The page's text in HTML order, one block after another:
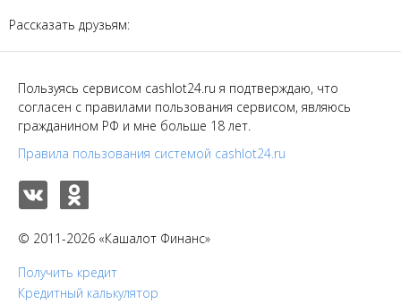
Рассказать друзьям:
Пользуясь сервисом cashlot24.ru я подтверждаю, что
согласен с правилами пользования сервисом, являюсь
гражданином РФ и мне больше 18 лет.
Правила пользования системой cashlot24.ru
© 2011-2026 «Кашалот Финанс»
Получить кредит
Кредитный калькулятор